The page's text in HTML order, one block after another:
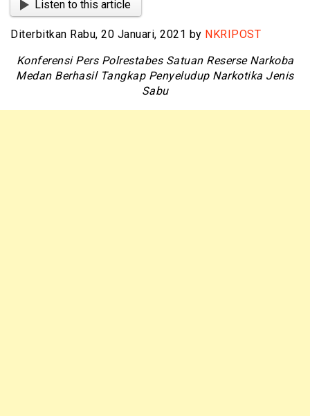
Listen to this article
Diterbitkan Rabu, 20 Januari, 2021 by NKRIPOST
Konferensi Pers Polrestabes Satuan Reserse Narkoba
Medan Berhasil Tangkap Penyeludup Narkotika Jenis
Sabu